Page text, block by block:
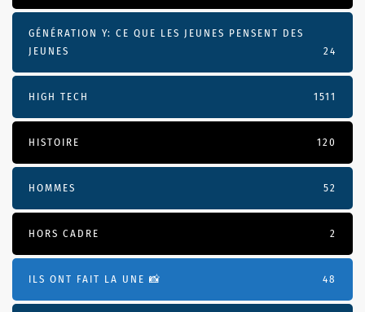
GÉNÉRATION Y: CE QUE LES JEUNES PENSENT DES
JEUNES
24
HIGH TECH 1511
HISTOIRE 120
HOMMES 52
HORS CADRE 2
ILS ONT FAIT LA UNE 📸 48